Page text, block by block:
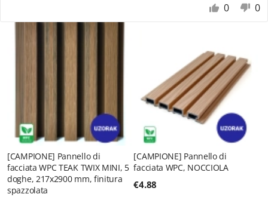
0
0
[CAMPIONE] Pannello di
facciata WPC TEAK TWIX MINI, 5
doghe, 217x2900 mm, finitura
spazzolata
[CAMPIONE] Pannello di
facciata WPC, NOCCIOLA
€4.88